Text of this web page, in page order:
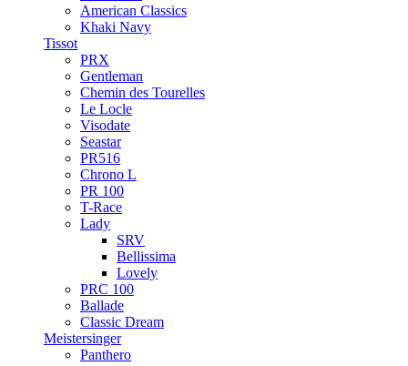
American Classics
Khaki Navy
Tissot
PRX
Gentleman
Chemin des Tourelles
Le Locle
Visodate
Seastar
PR516
Chrono L
PR 100
T-Race
Lady
SRV
Bellissima
Lovely
PRC 100
Ballade
Classic Dream
Meistersinger
Panthero